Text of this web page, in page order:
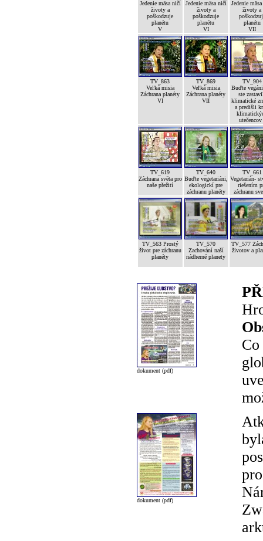
Jedenie mäsa ničí
životy a
poškodzuje
planétu
V
Jedenie mäsa ničí
životy a
poškodzuje
planétu
VI
Jedenie
životy a
planétu
VII
TV_863
Veľká misia
Záchrana planéty
VI
TV_869
Veľká misia
Záchrana planéty
VII
TV_904
Buďte
ste
klimatické
a predišli
TV_619
Záchrana světa pro
naše přežití
TV_640
Buďte vegetariáni,
ekologickí pre
záchranu planéty
TV_661
Vegetarián-
riešením
záchranu
TV_563 Prostý
život pre záchranu
planéty
TV_570
Zachování naší
nádherné planety
TV_577
životov a
dokument (pdf)
dokument (pdf)